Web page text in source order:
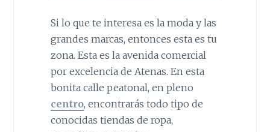
Si lo que te interesa es la moda y las
grandes marcas, entonces esta es tu
zona. Esta es la avenida comercial
por excelencia de Atenas. En esta
bonita calle peatonal, en pleno
centro, encontrarás todo tipo de
conocidas tiendas de ropa,